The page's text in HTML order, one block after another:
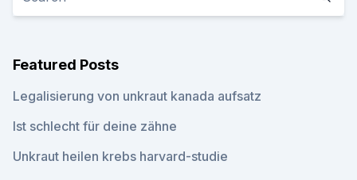
Featured Posts
Legalisierung von unkraut kanada aufsatz
Ist schlecht für deine zähne
Unkraut heilen krebs harvard-studie